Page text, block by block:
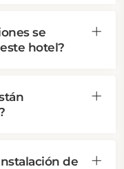
se
hotel?
de